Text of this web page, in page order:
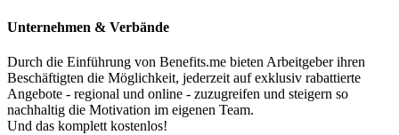
Unternehmen & Verbände
Durch die Einführung von Benefits.me bieten Arbeitgeber ihren
Beschäftigten die Möglichkeit, jederzeit auf exklusiv rabattierte
Angebote - regional und online - zuzugreifen und steigern so
nachhaltig die Motivation im eigenen Team.
Und das komplett kostenlos!